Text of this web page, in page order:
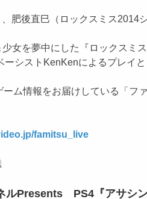
肥後直巳（ロックスミス2014
女を夢中にした『ロックスミ
シストKenKenによるプレイと
ム情報をお届けしている「フ
famitsu_live
ルPresents PS4『アサシ